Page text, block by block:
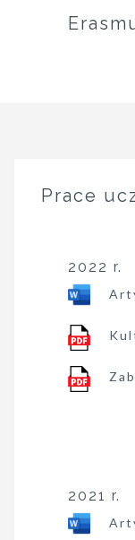
Prace
2022 r.
2021 r.